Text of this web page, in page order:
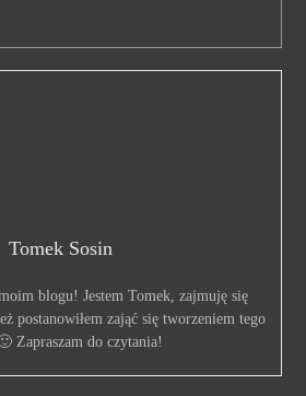
Tomek Sosin
blogu! Jestem Tomek, zajmuję się
postanowiłem zająć się tworzeniem tego
Zapraszam do czytania!